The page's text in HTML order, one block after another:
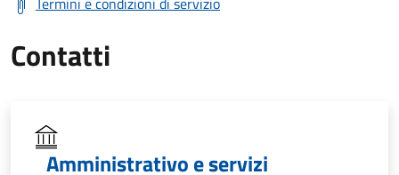
Contatti
Amministrativo e servizi